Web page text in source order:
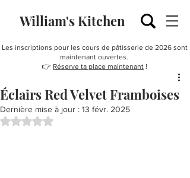
William's Kitchen
Les inscriptions pour les cours de pâtisserie de 2026 sont
maintenant ouvertes.
👉 Réserve ta place maintenant !
Éclairs Red Velvet Framboises
Dernière mise à jour : 13 févr. 2025
Noté NaN étoiles sur 5.